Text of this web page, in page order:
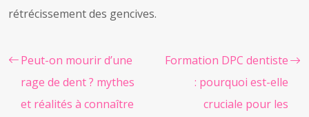
rétrécissement des gencives.
Peut-on mourir d’une
rage de dent ? mythes
et réalités à connaître
Formation DPC dentiste
: pourquoi est-elle
cruciale pour les